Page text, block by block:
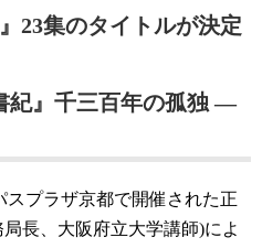
23集のタイトルが決定
紀』千三百年の孤独 ―
プラザ京都で開催された正
長、大阪府立大学講師)によ